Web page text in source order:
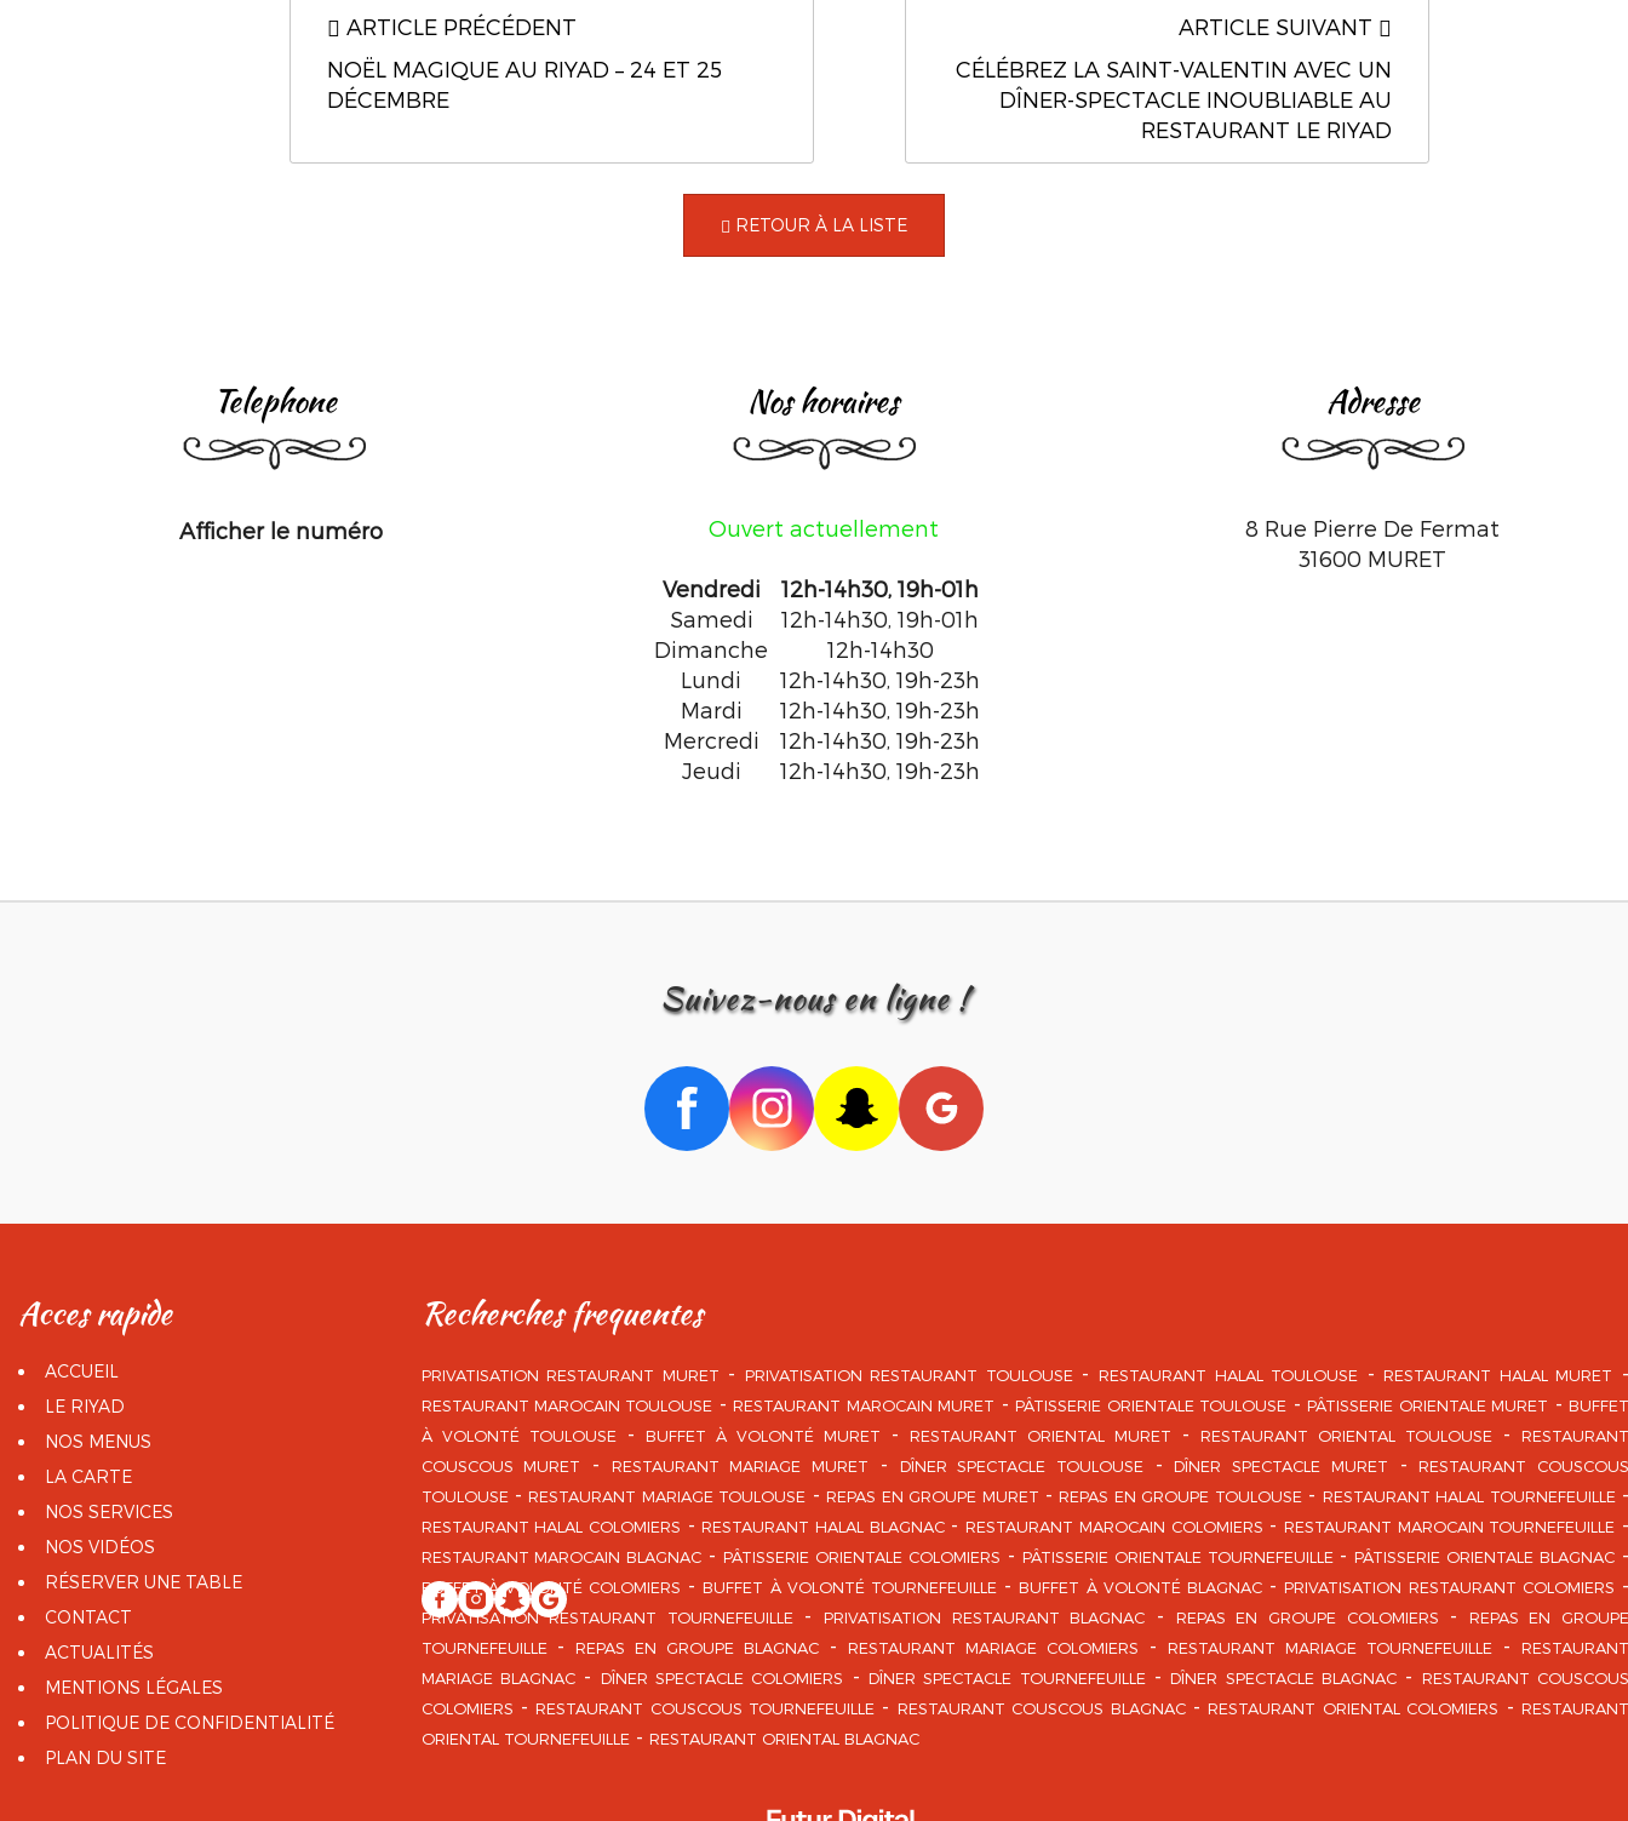
ARTICLE PRÉCÉDENT
NOËL MAGIQUE AU RIYAD – 24 ET 25
DÉCEMBRE
ARTICLE SUIVANT
CÉLÉBREZ LA SAINT-VALENTIN AVEC UN
DÎNER-SPECTACLE INOUBLIABLE AU
RESTAURANT LE RIYAD
RETOUR À LA LISTE
telephone
Afficher le numéro
nos horaires
Ouvert actuellement
Vendredi
12h-14h30, 19h-01h
Samedi
12h-14h30, 19h-01h
Dimanche
12h-14h30
Lundi
12h-14h30, 19h-23h
Mardi
12h-14h30, 19h-23h
Mercredi
12h-14h30, 19h-23h
Jeudi
12h-14h30, 19h-23h
adresse
8 Rue Pierre De Fermat
31600 MURET
suivez-nous en ligne !
acces rapide
ACCUEIL
LE RIYAD
NOS MENUS
LA CARTE
NOS SERVICES
NOS VIDÉOS
RÉSERVER UNE TABLE
CONTACT
ACTUALITÉS
MENTIONS LÉGALES
POLITIQUE DE CONFIDENTIALITÉ
PLAN DU SITE
recherches frequentes
PRIVATISATION RESTAURANT MURET PRIVATISATION RESTAURANT TOULOUSE RESTAURANT HALAL TOULOUSE
RESTAURANT HALAL MURET
RESTAURANT MAROCAIN TOULOUSE
RESTAURANT MAROCAIN MURET PÂTISSERIE ORIENTALE TOULOUSE PÂTISSERIE ORIENTALE MURET
BUFFET
À VOLONTÉ TOULOUSE
BUFFET À VOLONTÉ MURET RESTAURANT ORIENTAL MURET RESTAURANT ORIENTAL TOULOUSE
COUSCOUS MURET
RESTAURANT MARIAGE MURET DÎNER SPECTACLE TOULOUSE DÎNER SPECTACLE MURET
RESTAURANT COUSCOUS
TOULOUSE
RESTAURANT MARIAGE TOULOUSE REPAS EN GROUPE MURET REPAS EN GROUPE TOULOUSE
RESTAURANT HALAL TOURNEFEUILLE
RESTAURANT HALAL COLOMIERS
RESTAURANT HALAL BLAGNAC RESTAURANT MAROCAIN COLOMIERS
RESTAURANT MAROCAIN TOURNEFEUILLE
RESTAURANT MAROCAIN BLAGNAC
PÂTISSERIE ORIENTALE COLOMIERS PÂTISSERIE ORIENTALE TOURNEFEUILLE
PÂTISSERIE ORIENTALE BLAGNAC
BUFFET À VOLONTÉ COLOMIERS
BUFFET À VOLONTÉ TOURNEFEUILLE BUFFET À VOLONTÉ BLAGNAC
PRIVATISATION RESTAURANT COLOMIERS
PRIVATISATION RESTAURANT TOURNEFEUILLE
PRIVATISATION RESTAURANT BLAGNAC REPAS EN GROUPE COLOMIERS
REPAS EN
TOURNEFEUILLE
REPAS EN GROUPE BLAGNAC RESTAURANT MARIAGE COLOMIERS RESTAURANT MARIAGE TOURNEFEUILLE
MARIAGE BLAGNAC
DÎNER SPECTACLE COLOMIERS DÎNER SPECTACLE TOURNEFEUILLE DÎNER SPECTACLE BLAGNAC
RESTAURANT COUSCOUS
COLOMIERS
RESTAURANT COUSCOUS TOURNEFEUILLE RESTAURANT COUSCOUS BLAGNAC RESTAURANT ORIENTAL COLOMIERS
ORIENTAL TOURNEFEUILLE
RESTAURANT ORIENTAL BLAGNAC